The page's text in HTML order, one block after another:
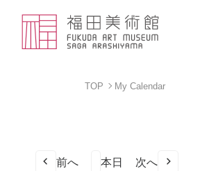
TOP My Calendar
前へ 本日 次へ